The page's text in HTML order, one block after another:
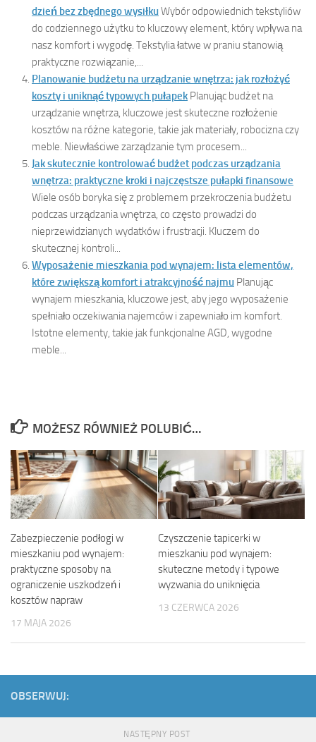
dzień bez zbędnego wysiłkuWybór odpowiednich tekstyliów
do codziennego użytku to kluczowy element, który wpływa na
nasz komfort i wygodę. Tekstylia łatwe w praniu stanowią
praktyczne rozwiązanie,...
Planowanie budżetu na urządzanie wnętrza: jak rozłożyć
koszty i uniknąć typowych pułapek Planując budżet na
urządzanie wnętrza, kluczowe jest skuteczne rozłożenie
kosztów na różne kategorie, takie jak materiały, robocizna czy
meble. Niewłaściwe zarządzanie tym procesem...
Jak skutecznie kontrolować budżet podczas urządzania
wnętrza: praktyczne kroki i najczęstsze pułapki finansowe
Wiele osób boryka się z problemem przekroczenia budżetu
podczas urządzania wnętrza, co często prowadzi do
nieprzewidzianych wydatków i frustracji. Kluczem do
skutecznej kontroli...
Wyposażenie mieszkania pod wynajem: lista elementów,
które zwiększą komfort i atrakcyjność najmu Planując
wynajem mieszkania, kluczowe jest, aby jego wyposażenie
spełniało oczekiwania najemców i zapewniało im komfort.
Istotne elementy, takie jak funkcjonalne AGD, wygodne
meble...
MOŻESZ RÓWNIEŻ POLUBIĆ…
Zabezpieczenie podłogi w
mieszkaniu pod wynajem:
praktyczne sposoby na
ograniczenie uszkodzeń i
kosztów napraw
17 MAJA 2026
Czyszczenie tapicerki w
mieszkaniu pod wynajem:
skuteczne metody i typowe
wyzwania do uniknięcia
13 CZERWCA 2026
OBSERWUJ:
NASTĘPNY POST